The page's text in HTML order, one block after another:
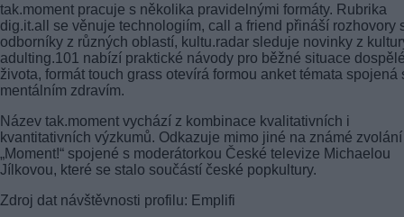
tak.moment pracuje s několika pravidelnými formáty. Rubrika
dig.it.all se věnuje technologiím, call a friend přináší rozhovory
odborníky z různých oblastí, kultu.radar sleduje novinky z
adulting.101 nabízí praktické návody pro běžné situace
života, formát touch grass otevírá formou anket témata spojená
mentálním zdravím.
Název tak.moment vychází z kombinace kvalitativních i
kvantitativních výzkumů. Odkazuje mimo jiné na známé zvolání
„Moment!“ spojené s moderátorkou České televize Michaelou
Jílkovou, které se stalo součástí české popkultury.
Zdroj dat návštěvnosti profilu: Emplifi